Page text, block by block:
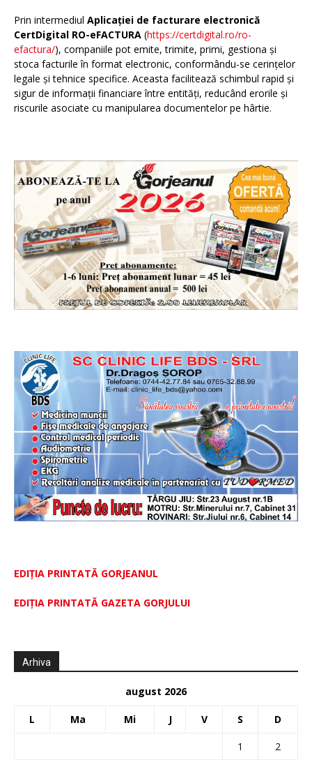
Prin intermediul Aplicației de facturare electronică
CertDigital RO-eFACTURA (https://certdigital.ro/ro-
efactura/), companiile pot emite, trimite, primi, gestiona și
stoca facturile în format electronic, conformându-se cerințelor
legale și tehnice specifice. Aceasta facilitează schimbul rapid și
sigur de informații financiare între entități, reducând erorile și
riscurile asociate cu manipularea documentelor pe hârtie.
EDIȚIA PRINTATĂ GORJEANUL
EDIŢIA PRINTATĂ GAZETA GORJULUI
Arhiva
august 2026
L Ma Mi J V S D
1 2